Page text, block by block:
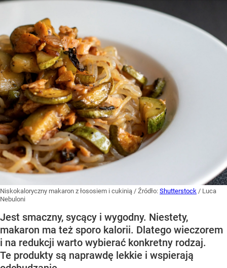
Niskokaloryczny makaron z łososiem i cukinią / Źródło: Shutterstock / Luca
Nebuloni
Jest smaczny, sycący i wygodny. Niestety,
makaron ma też sporo kalorii. Dlatego wieczorem
i na redukcji warto wybierać konkretny rodzaj.
Te produkty są naprawdę lekkie i wspierają